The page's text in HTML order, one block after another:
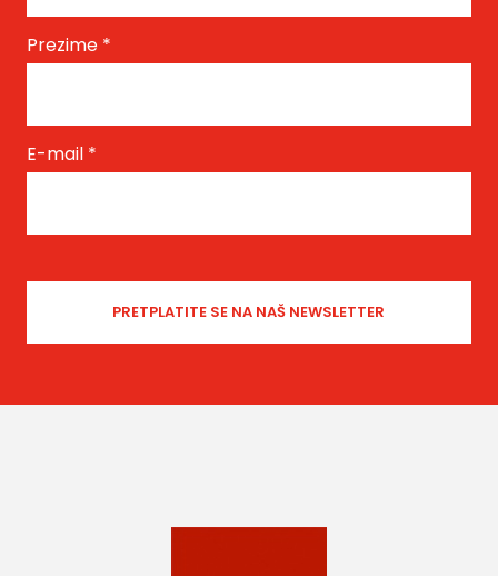
Prezime *
E-mail *